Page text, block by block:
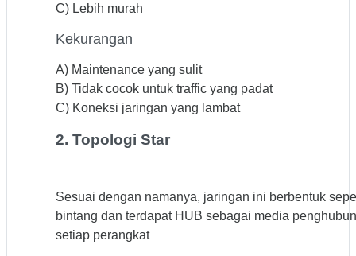
C) Lebih murah
Kekurangan
A) Maintenance yang sulit
B) Tidak cocok untuk traffic yang padat
C) Koneksi jaringan yang lambat
2. Topologi Star
Sesuai dengan namanya, jaringan ini berbentuk
bintang dan terdapat HUB sebagai media
setiap perangkat